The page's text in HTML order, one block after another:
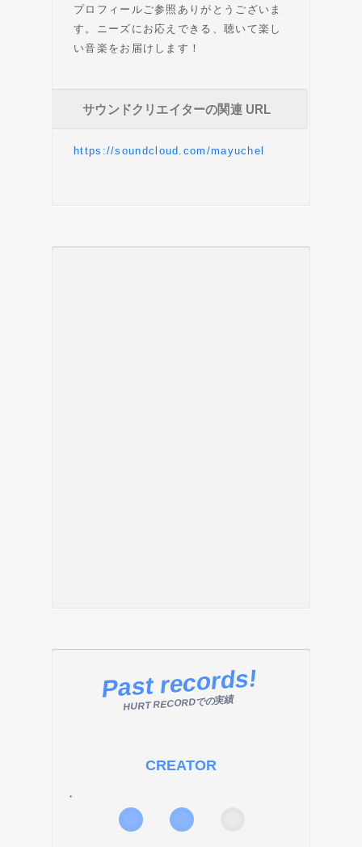
プロフィールご参照ありがとうございま
す。ニーズにお応えできる、聴いて楽し
い音楽をお届けします！
サウンドクリエイターの関連 URL
https://soundcloud.com/mayuchel
Past records!
HURT RECORDでの実績
CREATOR
・